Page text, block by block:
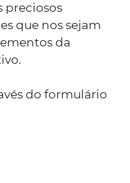
preciosos
que nos sejam
da
do formulário